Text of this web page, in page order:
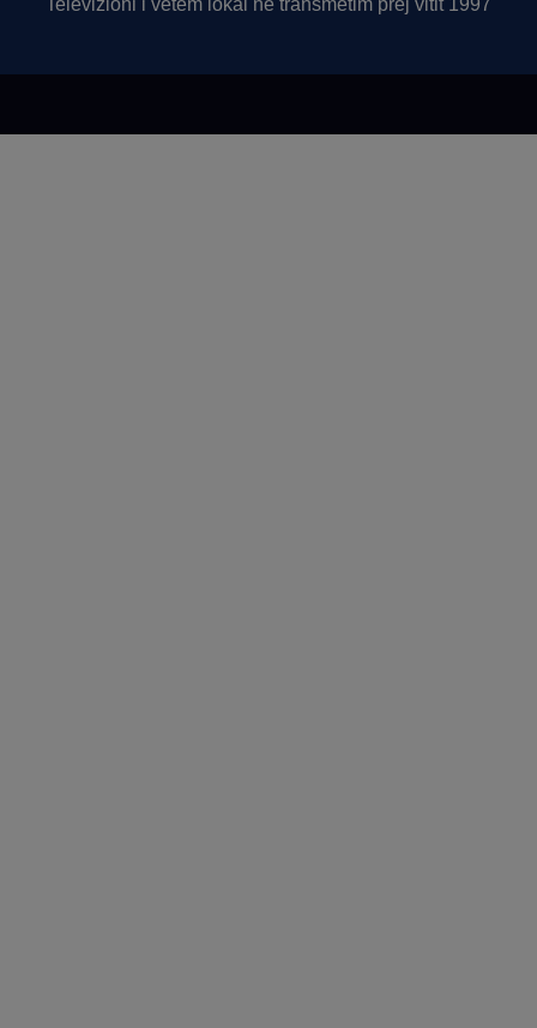
Televizioni i vetëm lokal në transmetim prej vitit 1997